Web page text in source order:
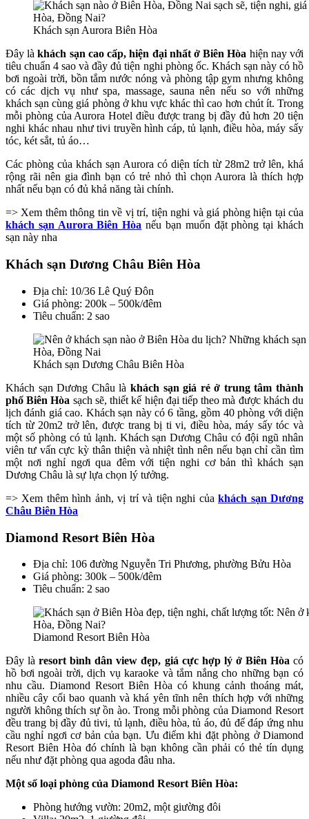
Khách sạn Aurora Biên Hòa
Đây làkhách sạn cao cấp, hiện đại nhất ở Biên Hòa hiện nay với
tiêu chuẩn 4 sao và đầy đủ tiện nghi phòng ốc. Khách sạn này có hồ
bơi ngoài trời, bồn tắm nước nóng và phòng tập gym nhưng không
có các dịch vụ như spa, massage, sauna nên nếu so với những
khách sạn cùng giá phòng ở khu vực khác thì cao hơn chút ít. Trong
mỗi phòng của Aurora Hotel điều được trang bị đầy đủ hơn 20 tiện
nghi khác nhau như tivi truyền hình cáp, tủ lạnh, điều hòa, máy sấy
tóc, két sắt, tủ áo…
Các phòng của khách sạn Aurora có diện tích từ 28m2 trở lên, khá
rộng rãi nên gia đình bạn có trẻ nhỏ thì chọn Aurora là thích hợp
nhất nếu bạn có đủ khả năng tài chính.
=> Xem thêm thông tin về vị trí, tiện nghi và giá phòng hiện tại của
khách sạn Aurora Biên Hòa nếu bạn muốn đặt phòng tại khách
sạn này nha
Khách sạn Dương Châu Biên Hòa
Địa chỉ: 10/36 Lê Quý Đôn
Giá phòng: 200k – 500k/đêm
Tiêu chuẩn: 2 sao
Khách sạn Dương Châu Biên Hòa
Khách sạn Dương Châu là khách sạn giá rẻ ở trung tâm thành
phố Biên Hòa sạch sẽ, thiết kế hiện đại tiếp theo mà được khách du
lịch đánh giá cao. Khách sạn này có 6 tầng, gồm 40 phòng với diện
tích từ 20m2 trở lên, được trang bị ti vi, điều hòa, máy sấy tóc và
một số phòng có tủ lạnh. Khách sạn Dương Châu có đội ngũ nhân
viên tư vấn cực kỳ thân thiện và nhiệt tình nên nếu bạn chỉ cần tìm
một nơi nghỉ ngơi qua đêm với tiện nghi cơ bản thì khách sạn
Dương Châu là sự lựa chọn lý tưởng.
=> Xem thêm hình ảnh, vị trí và tiện nghi củakhách sạn Dương
Châu Biên Hòa
Diamond Resort Biên Hòa
Địa chỉ: 106 đường Nguyễn Tri Phương, phường Bửu Hòa
Giá phòng: 300k – 500k/đêm
Tiêu chuẩn: 2 sao
Diamond Resort Biên Hòa
Đây làresort bình dân view đẹp, giá cực hợp lý ở Biên Hòa có
hồ bơi ngoài trời, dịch vụ karaoke và tắm nắng cho những bạn có
nhu cầu. Diamond Resort Biên Hòa có khung cảnh thoáng mát,
nhiều cây cối bao quanh và khá yên tĩnh nên thích hợp với những
người không thích sự ồn ào. Trong mỗi phòng của Diamond Resort
đều trang bị đầy đủ tivi, tủ lạnh, điều hòa, tủ áo, đủ để đáp ứng nhu
cầu nghỉ ngơi cơ bản của bạn. Ưu điểm khi đặt phòng ở Diamond
Resort Biên Hòa đó chính là bạn không cần phải có thẻ tín dụng
nếu như đặt phòng qua agoda đâu nha.
Một số loại phòng của Diamond Resort Biên Hòa:
Phòng hướng vườn: 20m2, một giường đôi